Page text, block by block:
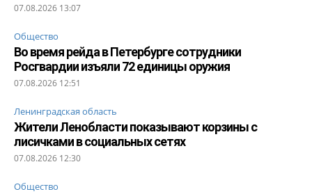
07.08.2026 13:07
Общество
Во время рейда в Петербурге сотрудники
Росгвардии изъяли 72 единицы оружия
07.08.2026 12:51
Ленинградская область
Жители Ленобласти показывают корзины с
лисичками в социальных сетях
07.08.2026 12:30
Общество